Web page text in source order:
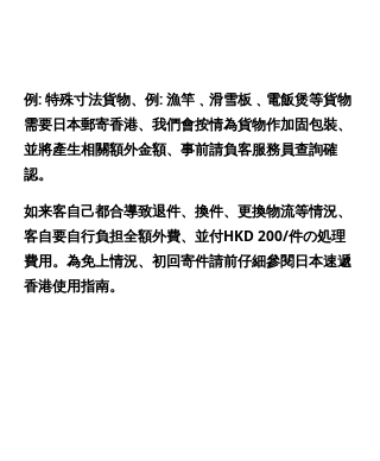
例: 特殊寸法貨物、例: 漁竿﹑滑雪板﹑電飯煲等貨物
需要日本郵寄香港、我們會按情為貨物作加固包裝、
並將產生相關額外金額、事前請負客服務員查詢確
認。
如来客自己都合導致退件、換件、更換物流等情況、
客自要自行負担全額外費、並付HKD 200/件の処理
費用。為免上情況、初回寄件請前仔細參閱日本速遞
香港使用指南。